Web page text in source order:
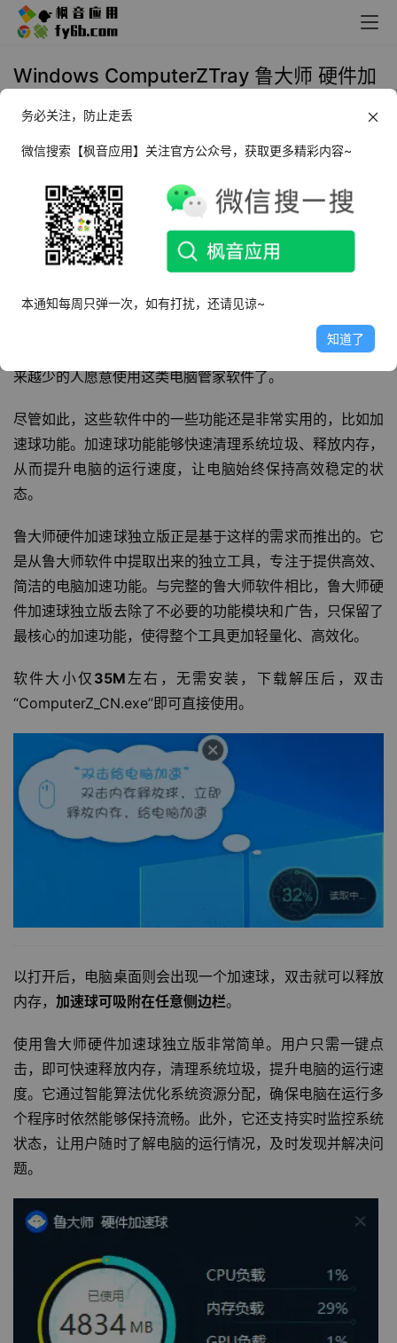
Windows ComputerZTray 鲁大师 硬件加
2025年5月28日 10:43 装机必备
软件介绍
电脑已经成为我们工作和生活中不可或缺的工具。然而，随
着软件的不断更新和功能的日益复杂，许多用户发现传统的
电脑管家软件变得越来越臃肿，甚至有些“流氓”。这些所谓
的“全家桶”软件不仅占用大量系统资源，还常常伴随着各种
不必要的广告和弹窗，给用户带来诸多不便。因此，现在越
来越少的人愿意使用这类电脑管家软件了。
尽管如此，这些软件中的一些功能还是非常实用的，比如加
速球功能。加速球功能能够快速清理系统垃圾、释放内存，
从而提升电脑的运行速度，让电脑始终保持高效稳定的状
态。
鲁大师硬件加速球独立版正是基于这样的需求而推出的。它
是从鲁大师软件中提取出来的独立工具，专注于提供高效、
简洁的电脑加速功能。与完整的鲁大师软件相比，鲁大师硬
件加速球独立版去除了不必要的功能模块和广告，只保留了
最核心的加速功能，使得整个工具更加轻量化、高效化。
软件大小仅 35M左右，无需安装，下载解压后，双击
“ComputerZ_CN.exe”即可直接使用。
以打开后，电脑桌面则会出现一个加速球，双击就可以释放
内存， 加速球可吸附在任意侧边栏。
使用鲁大师硬件加速球独立版非常简单。用户只需一键点
击，即可快速释放内存，清理系统垃圾，提升电脑的运行速
度。它通过智能算法优化系统资源分配，确保电脑在运行多
个程序时依然能够保持流畅。此外，它还支持实时监控系统
状态，让用户随时了解电脑的运行情况，及时发现并解决问
题。
务必关注，防止走丢
微信搜索【枫音应用】关注官方公众号，获取更多精彩内容~
本通知每周只弹一次，如有打扰，还请见谅~
知道了